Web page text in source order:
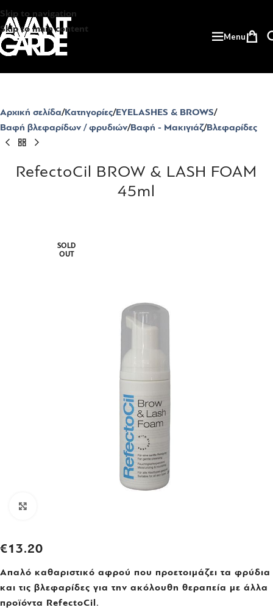
Skip to navigation
Skip to main content
Menu
Αρχική σελίδα Κατηγορίες EYELASHES & BROWS
Βαφή βλεφαρίδων / φρυδιών Βαφή - Μακιγιάζ Βλεφαρίδες
RefectoCil BROW & LASH FOAM
45ml
SOLD
OUT
€13.20
Απαλό καθαριστικό αφρού που προετοιμάζει τα φρύδια
και τις βλεφαρίδες για την ακόλουθη θεραπεία με άλλα
προϊόντα RefectoCil.